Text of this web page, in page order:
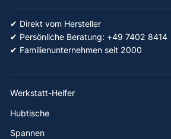
✔ Direkt vom Hersteller
✔ Persönliche Beratung: +49 7402 8414
✔ Familienunternehmen seit 2000
Werkstatt-Helfer
Hubtische
Spannen